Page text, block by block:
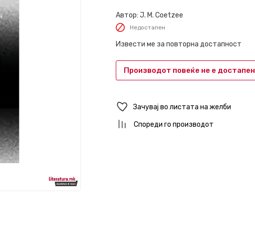
Автор: J. M. Coetzee
Недостапен
Извести ме за повторна достапност
Производот повеќе не е достапен
Зачувај во листата на желби
Спореди го производот